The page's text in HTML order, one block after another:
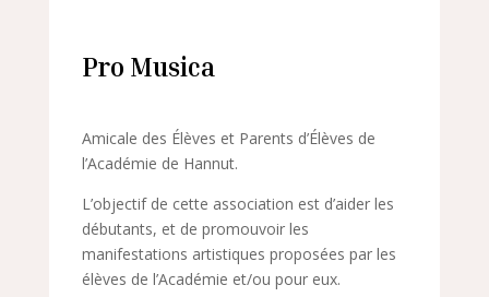
Pro Musica
Amicale des Élèves et Parents d’Élèves de
l’Académie de Hannut.
L’objectif de cette association est d’aider les
débutants, et de promouvoir les
manifestations artistiques proposées par les
élèves de l’Académie et/ou pour eux.